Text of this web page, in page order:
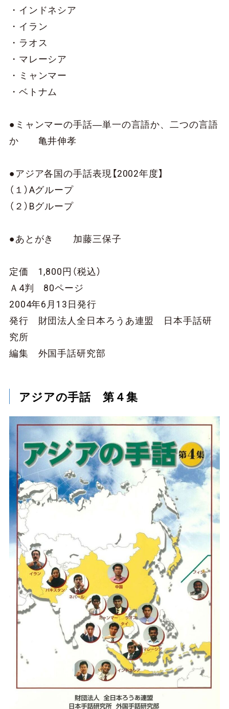
・インドネシア
・イラン
・ラオス
・マレーシア
・ミャンマー
・ベトナム
●ミャンマーの手話―単一の言語か、二つの言語
か 亀井伸孝
●アジア各国の手話表現【2002年度】
（１）Aグループ
（２）Bグループ
●あとがき 加藤三保子
定価 1,800円（税込）
Ａ4判 80ページ
2004年6月13日発行
発行 財団法人全日本ろうあ連盟 日本手話研
究所
編集 外国手話研究部
アジアの手話 第４集